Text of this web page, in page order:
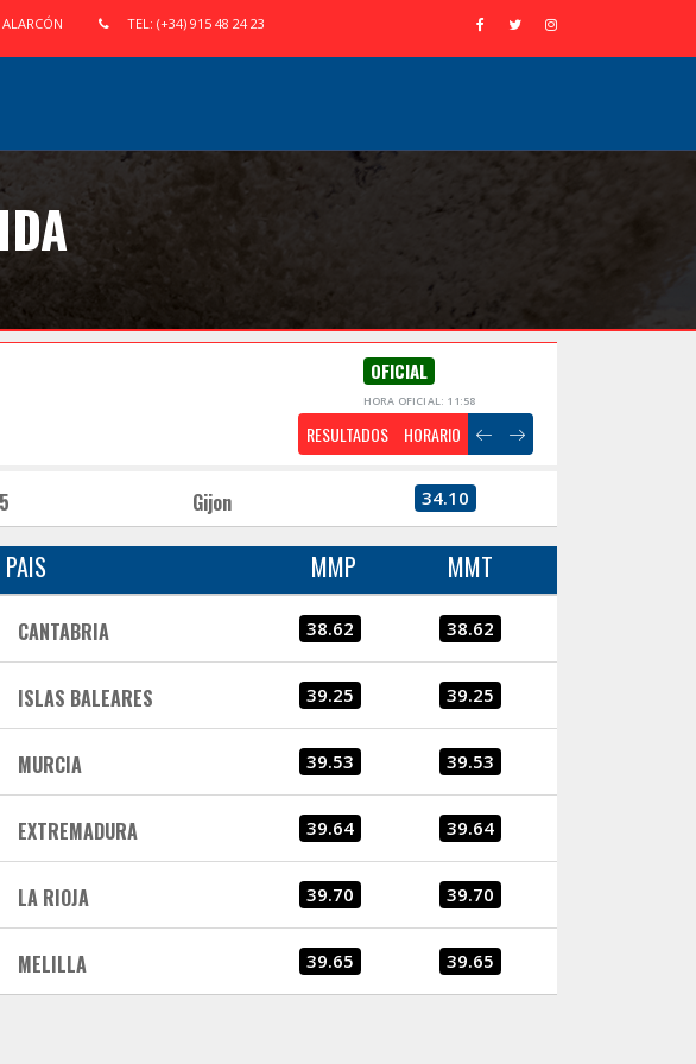
TEL: (+34) 915 48 24 23
OFICIAL
HORA OFICIAL: 11:58
RESULTADOS HORARIO
Gijon 34.10
PAIS MMP MMT
CANTABRIA 38.62 38.62
ISLAS BALEARES 39.25 39.25
MURCIA 39.53 39.53
EXTREMADURA 39.64 39.64
LA RIOJA 39.70 39.70
MELILLA 39.65 39.65